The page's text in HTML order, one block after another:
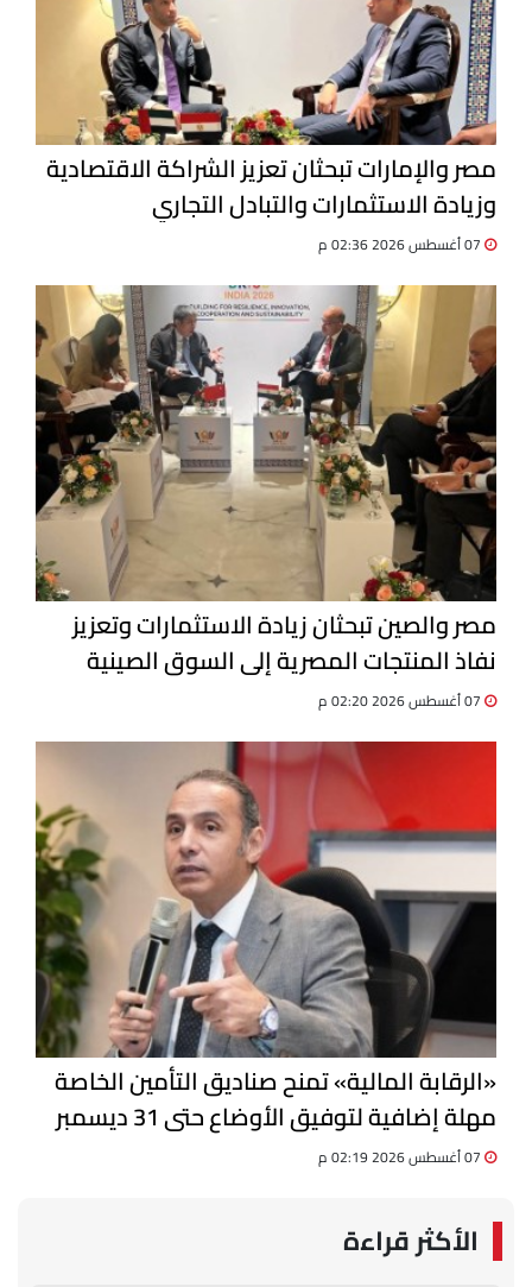
مصر والإمارات تبحثان تعزيز الشراكة الاقتصادية
وزيادة الاستثمارات والتبادل التجاري
مصر والصين تبحثان زيادة الاستثمارات وتعزيز
نفاذ المنتجات المصرية إلى السوق الصينية
«الرقابة المالية» تمنح صناديق التأمين الخاصة
مهلة إضافية لتوفيق الأوضاع حتى 31 ديسمبر
الأكثر قراءة